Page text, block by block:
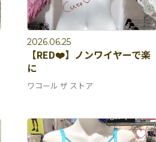
2026.06.25
【RED❤️】ノンワイヤーで楽
に
ワコール ザ ストア